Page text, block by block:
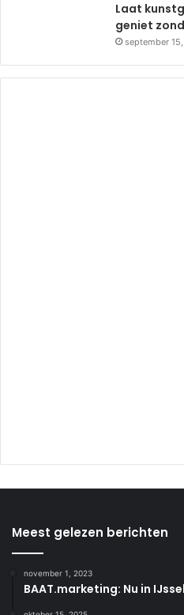
Laat
geniet
september
Meest gelezen berichten
november 1, 2023
BAAT.marketing: Nu in